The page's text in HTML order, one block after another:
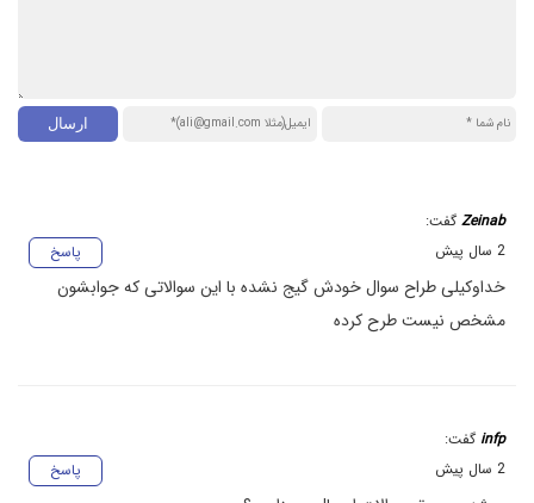
Zeinab گفت:
پاسخ
2 سال پیش
خداوکیلی طراح سوال خودش گیج نشده با این سوالاتی که جوابشون
مشخص نیست طرح کرده
infp گفت:
پاسخ
2 سال پیش